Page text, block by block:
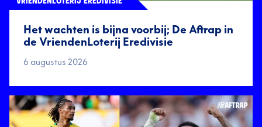
Het wachten is bijna voorbij; De Aftrap in
de VriendenLoterij Eredivisie
6 augustus 2026